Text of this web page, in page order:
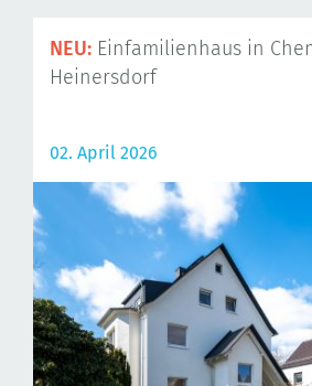
NEU: Einfamilienhaus in
Heinersdorf
02. April 2026